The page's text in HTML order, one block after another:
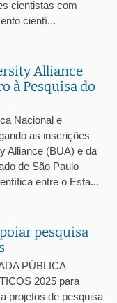
cientistas com
cientí...
Alliance
à Pesquisa do
Nacional e
as inscrições
Alliance (BUA) e da
de São Paulo
entre o Esta...
pesquisa
PÚBLICA
2025 para
projetos de pesquisa